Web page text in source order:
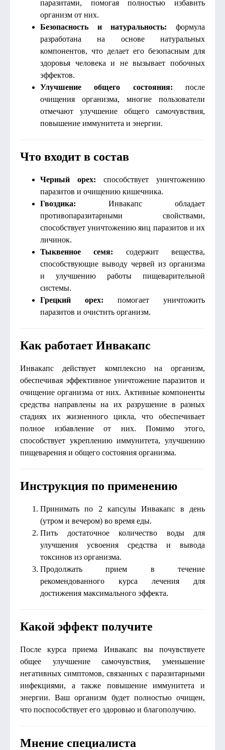
паразитами, помогая полностью избавить
организм от них.
Безопасность и натуральность: формула
разработана на основе натуральных
компонентов, что делает его безопасным для
здоровья человека и не вызывает побочных
эффектов.
Улучшение общего состояния: после
очищения организма, многие пользователи
отмечают улучшение общего самочувствия,
повышение иммунитета и энергии.
Что входит в состав
Черный орех: способствует уничтожению
паразитов и очищению кишечника.
Гвоздика: Инвакапс обладает
противопаразитарными свойствами,
способствует уничтожению яиц паразитов и их
личинок.
Тыквенное семя: содержит вещества,
способствующие выводу червей из организма
и улучшению работы пищеварительной
системы.
Грецкий орех: помогает уничтожить
паразитов и очистить организм.
Как работает Инвакапс
Инвакапс действует комплексно на организм,
обеспечивая эффективное уничтожение паразитов и
очищение организма от них. Активные компоненты
средства направлены на их разрушение в разных
стадиях их жизненного цикла, что обеспечивает
полное избавление от них. Помимо этого,
способствует укреплению иммунитета, улучшению
пищеварения и общего состояния организма.
Инструкция по применению
Принимать по 2 капсулы Инвакапс в день
(утром и вечером) во время еды.
Пить достаточное количество воды для
улучшения усвоения средства и вывода
токсинов из организма.
Продолжать прием в течение
рекомендованного курса лечения для
достижения максимального эффекта.
Какой эффект получите
После курса приема Инвакапс вы почувствуете
общее улучшение самочувствия, уменьшение
негативных симптомов, связанных с паразитарными
инфекциями, а также повышение иммунитета и
энергии. Ваш организм будет полностью очищен,
что поспособствует его здоровью и благополучию.
Мнение специалиста